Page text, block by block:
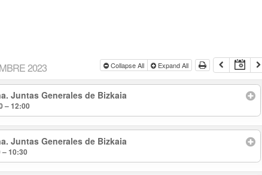
2023 Collapse All Expand All
Juntas Generales de Bizkaia
– 12:00
Juntas Generales de Bizkaia
– 10:30